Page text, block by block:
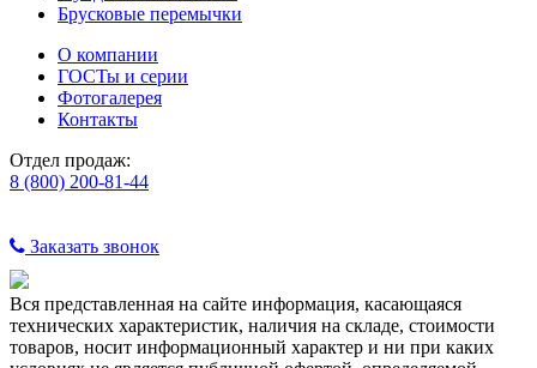
Брусковые перемычки
О компании
ГОСТы и серии
Фотогалерея
Контакты
Отдел продаж:
8 (800) 200-81-44
Заказать звонок
Вся представленная на сайте информация, касающаяся
технических характеристик, наличия на складе, стоимости
товаров, носит информационный характер и ни при каких